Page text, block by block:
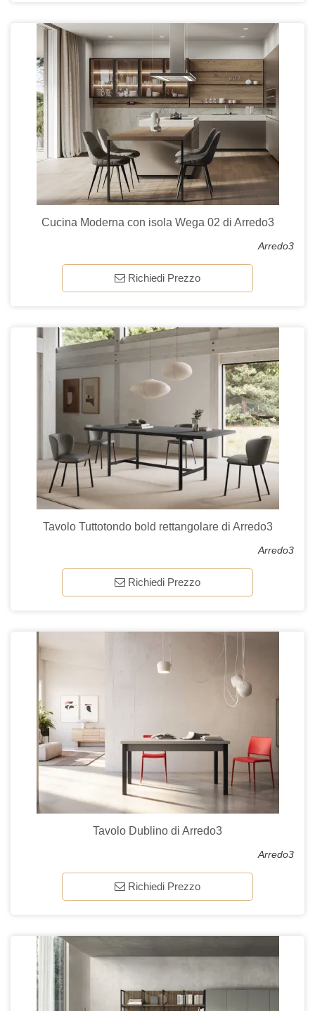
Cucina Moderna con isola Wega 02 di Arredo3
Arredo3
Richiedi Prezzo
Tavolo Tuttotondo bold rettangolare di Arredo3
Arredo3
Richiedi Prezzo
Tavolo Dublino di Arredo3
Arredo3
Richiedi Prezzo